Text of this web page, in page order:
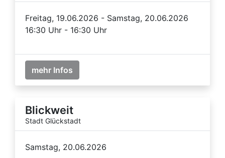
Freitag, 19.06.2026 - Samstag, 20.06.2026
16:30 Uhr - 16:30 Uhr
mehr Infos
Blickweit
Stadt Glückstadt
Samstag, 20.06.2026